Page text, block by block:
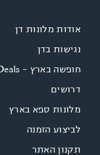
אודות מלונות דן
נגישות בדן
חופשה בארץ - Hot Deals
דרושים
מלונות ספא בארץ
לביצוע הזמנה
תקנון האתר